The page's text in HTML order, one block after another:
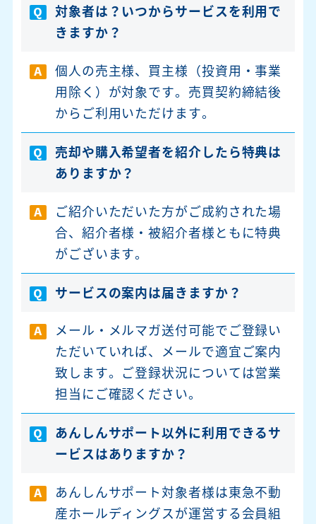
Q
対象者は？いつからサービスを利用で
きますか？
A
個人の売主様、買主様（投資用・事業
用除く）が対象です。売買契約締結後
からご利用いただけます。
Q
売却や購入希望者を紹介したら特典は
ありますか？
A
ご紹介いただいた方がご成約された場
合、紹介者様・被紹介者様ともに特典
がございます。
Q サービスの案内は届きますか？
A
メール・メルマガ送付可能でご登録い
ただいていれば、メールで適宜ご案内
致します。ご登録状況については営業
担当にご確認ください。
Q
あんしんサポート以外に利用できるサ
ービスはありますか？
A
あんしんサポート対象者様は東急不動
産ホールディングスが運営する会員組